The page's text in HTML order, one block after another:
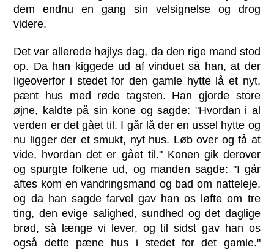
dem endnu en gang sin velsignelse og drog
videre.
Det var allerede højlys dag, da den rige mand stod
op. Da han kiggede ud af vinduet så han, at der
ligeoverfor i stedet for den gamle hytte lå et nyt,
pænt hus med røde tagsten. Han gjorde store
øjne, kaldte på sin kone og sagde: "Hvordan i al
verden er det gået til. I går lå der en ussel hytte og
nu ligger der et smukt, nyt hus. Løb over og få at
vide, hvordan det er gået til." Konen gik derover
og spurgte folkene ud, og manden sagde: "I går
aftes kom en vandringsmand og bad om natteleje,
og da han sagde farvel gav han os løfte om tre
ting, den evige salighed, sundhed og det daglige
brød, så længe vi lever, og til sidst gav han os
også dette pæne hus i stedet for det gamle."